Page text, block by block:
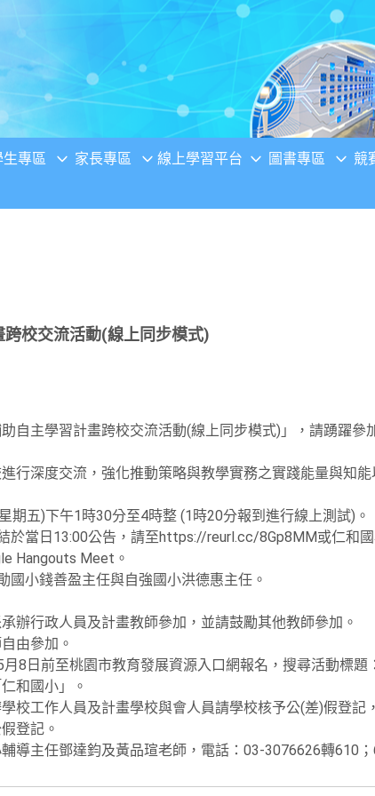
生專區 家長專區 線上學習平台 圖書專區 競
校交流活動(線上同步模式)
自主學習計畫跨校交流活動(線上同步模式)」，請踴躍參
行深度交流，強化推動策略與教學實務之實踐能量與知
期五)下午1時30分至4時整 (1時20分報到進行線上測試)。
於當日13:00公告，請至https://reurl.cc/8Gp8MM或仁和
Hangouts Meet。
國小錢善盈主任與自強國小洪德惠主任。
辦行政人員及計畫教師參加，並請鼓勵其他教師參加。
由參加。
8日前至桃園市教育發展資源入口網報名，搜尋活動標
和國小」。
校工作人員及計畫學校與會人員請學校核予公(差)假登
登記。
導主任鄧達鈞及黃品瑄老師，電話：03-3076626轉610；